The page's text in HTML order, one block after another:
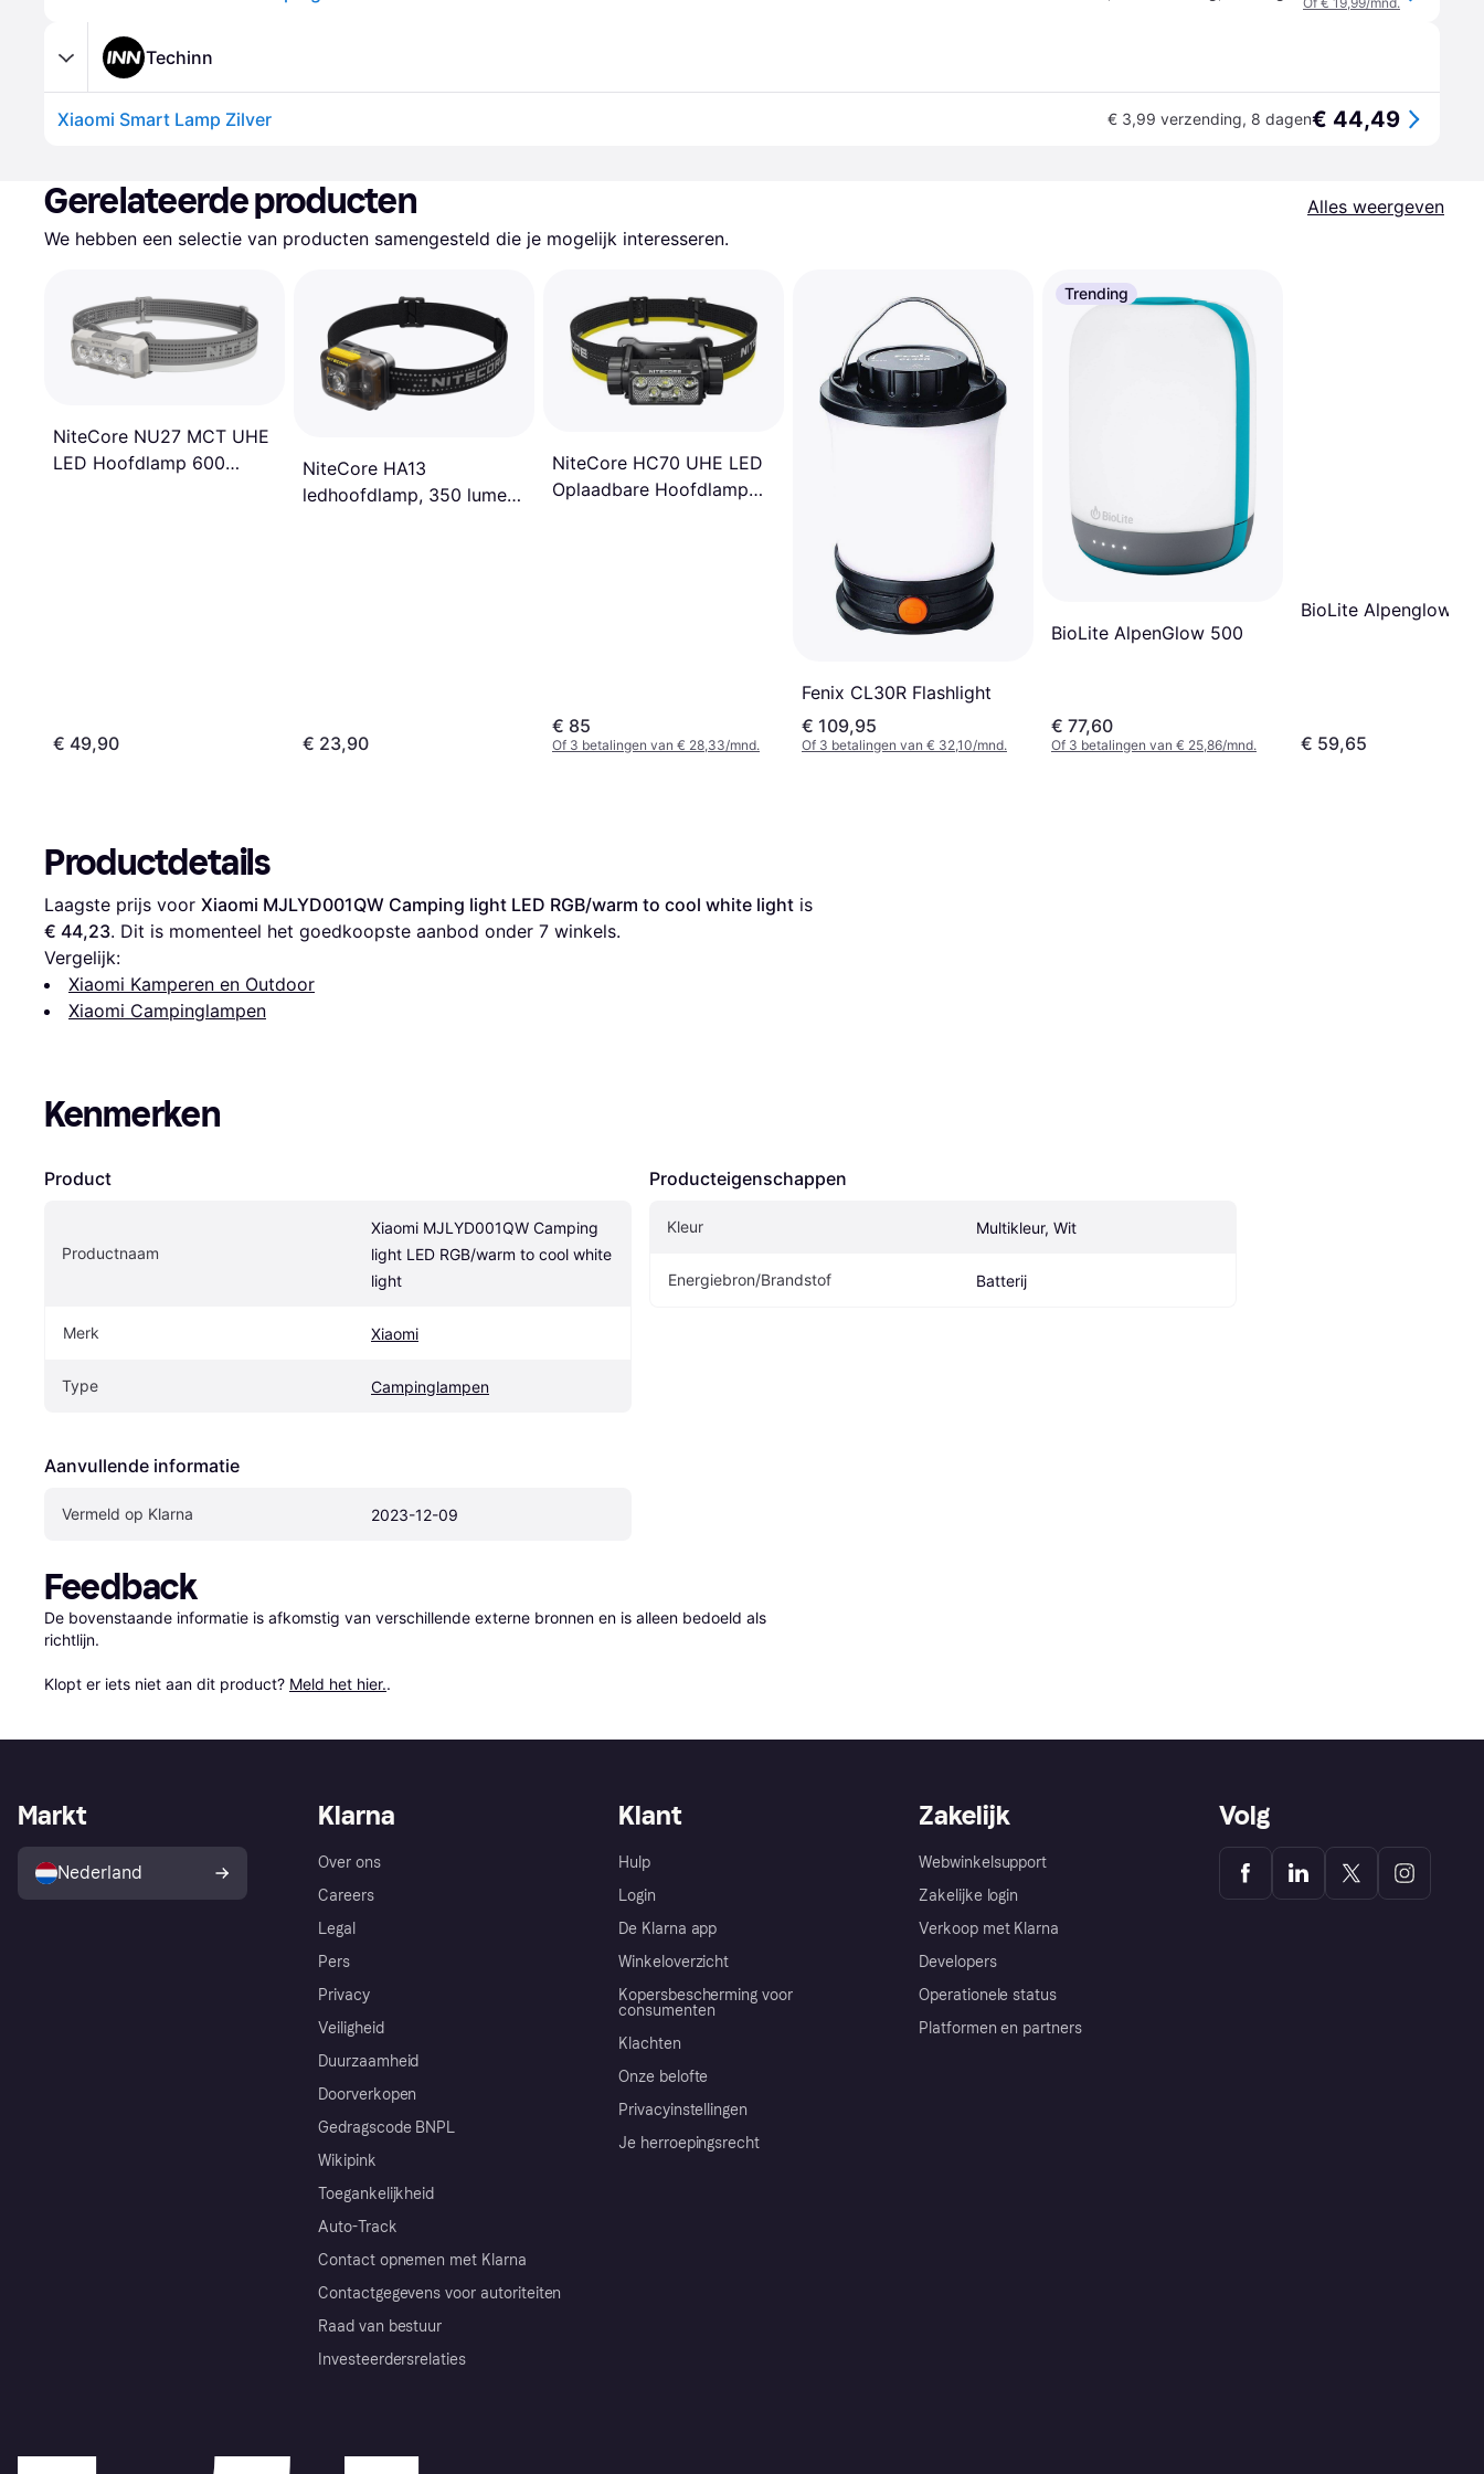
Techinn
Xiaomi Smart Lamp Zilver € 3,99 verzending, 8 dagen€ 44,49
Gerelateerde producten
Alles weergeven
We hebben een selectie van producten samengesteld die je mogelijk interesseren.
NiteCore NU27 MCT UHE
LED Hoofdlamp 600
€ 49,90
NiteCore HA13
ledhoofdlamp, 350 lumens
€ 23,90
NiteCore HC70 UHE LED
Oplaadbare Hoofdlamp
€ 85
Of 3 betalingen van € 28,33/mnd.
Fenix CL30R Flashlight
€ 109,95
Of 3 betalingen van € 32,10/mnd.
Trending
BioLite AlpenGlow 500
€ 77,60
Of 3 betalingen van € 25,86/mnd.
BioLite Alpenglow
€ 59,65
Productdetails
Laagste prijs voor Xiaomi MJLYD001QW Camping light LED RGB/warm to cool white light
€ 44,23. Dit is momenteel het goedkoopste aanbod onder 7 winkels.
Vergelijk:
Xiaomi Kamperen en Outdoor
Xiaomi Campinglampen
Kenmerken
Product
Productnaam
Xiaomi MJLYD001QW Camping
light LED RGB/warm to cool white
light
Merk Xiaomi
Type Campinglampen
Aanvullende informatie
Vermeld op Klarna 2023-12-09
Producteigenschappen
Kleur Multikleur, Wit
Energiebron/Brandstof Batterij
Feedback
De bovenstaande informatie is afkomstig van verschillende externe bronnen en is alleen bedoeld als
richtlijn.
Klopt er iets niet aan dit product? Meld het hier..
Klarna
Over ons
Careers
Legal
Pers
Privacy
Veiligheid
Duurzaamheid
Doorverkopen
Gedragscode BNPL
Wikipink
Toegankelijkheid
Auto-Track
Contact opnemen met Klarna
Contactgegevens voor autoriteiten
Raad van bestuur
Investeerdersrelaties
Klant
Hulp
Login
De Klarna app
Winkeloverzicht
Kopersbescherming voor
consumenten
Klachten
Onze belofte
Privacyinstellingen
Je herroepingsrecht
Zakelijk
Webwinkelsupport
Zakelijke login
Verkoop met Klarna
Developers
Operationele status
Platformen en partners
Markt
Nederland
Volg